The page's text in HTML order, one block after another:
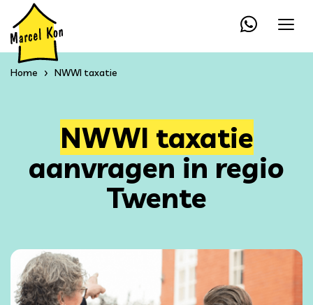
Home NWWI taxatie
NWWI taxatie
aanvragen in regio
Twente